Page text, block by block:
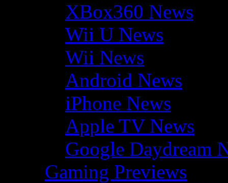
XBox360 News
Wii U News
Wii News
Android News
iPhone News
Apple TV News
Google Daydream
Gaming Previews